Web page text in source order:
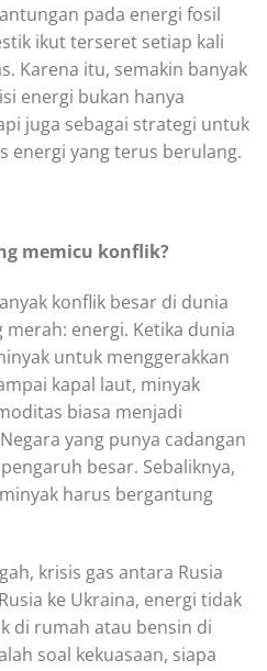
pada energi fosil
ikut terseret setiap kali
Karena itu, semakin banyak
energi bukan hanya
juga sebagai strategi untuk
energi yang terus berulang.
memicu konflik?
konflik besar di dunia
energi. Ketika dunia
untuk menggerakkan
kapal laut, minyak
biasa menjadi
yang punya cadangan
besar. Sebaliknya,
harus bergantung
krisis gas antara Rusia
ke Ukraina, energi tidak
di rumah atau bensin di
soal kekuasaan, siapa